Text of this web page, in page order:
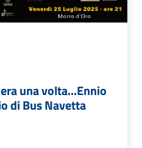
una volta...Ennio
di Bus Navetta